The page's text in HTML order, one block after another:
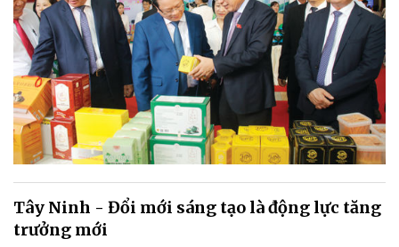
Tây Ninh - Đổi mới sáng tạo là động lực tăng
trưởng mới